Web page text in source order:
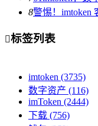
8警惕！imtoken
标签列表
imtoken (3735)
数字资产 (116)
imToken (2444)
下载 (756)